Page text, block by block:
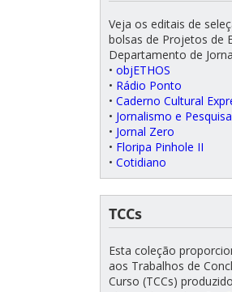
Veja os editais de
bolsas de Projetos de
Departamento de
• objETHOS
• Rádio Ponto
• Caderno Cultural
• Jornalismo e
• Jornal Zero
• Floripa Pinhole II
• Cotidiano
TCCs
Esta coleção
aos Trabalhos de
Curso (TCCs)